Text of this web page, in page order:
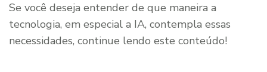
Se você deseja entender de que maneira a
tecnologia, em especial a IA, contempla essas
necessidades, continue lendo este conteúdo!